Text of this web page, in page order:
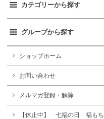
カテゴリーから探す
グループから探す
ショップホーム
お問い合わせ
メルマガ登録・解除
【休止中】 七福の日 福もち